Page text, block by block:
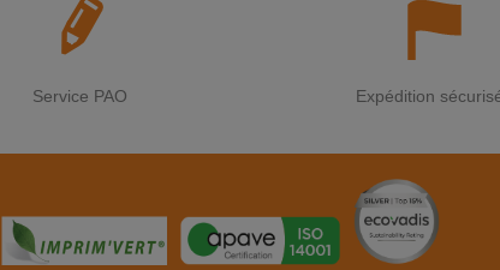
Service PAO Expédition